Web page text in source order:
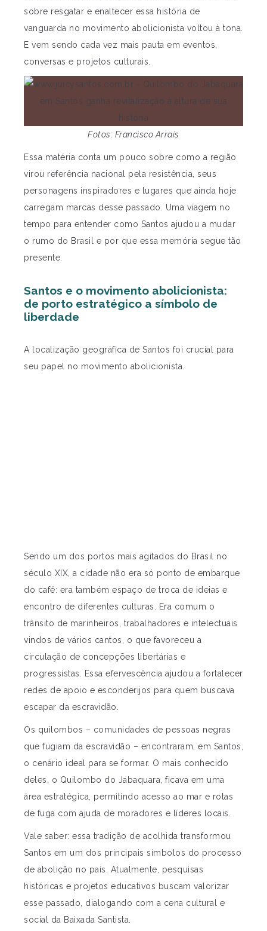
sobre resgatar e enaltecer essa história de
vanguarda no movimento abolicionista voltou à tona.
E vem sendo cada vez mais pauta em eventos,
conversas e projetos culturais.
Fotos: Francisco Arrais
Essa matéria conta um pouco sobre como a região
virou referência nacional pela resistência, seus
personagens inspiradores e lugares que ainda hoje
carregam marcas desse passado. Uma viagem no
tempo para entender como Santos ajudou a mudar
o rumo do Brasil e por que essa memória segue tão
presente.
Santos e o movimento abolicionista:
de porto estratégico a símbolo de
liberdade
A localização geográfica de Santos foi crucial para
seu papel no movimento abolicionista.
Sendo um dos portos mais agitados do Brasil no
século XIX, a cidade não era só ponto de embarque
do café: era também espaço de troca de ideias e
encontro de diferentes culturas. Era comum o
trânsito de marinheiros, trabalhadores e intelectuais
vindos de vários cantos, o que favoreceu a
circulação de concepções libertárias e
progressistas. Essa efervescência ajudou a fortalecer
redes de apoio e esconderijos para quem buscava
escapar da escravidão.
Os quilombos – comunidades de pessoas negras
que fugiam da escravidão – encontraram, em Santos,
o cenário ideal para se formar. O mais conhecido
deles, o Quilombo do Jabaquara, ficava em uma
área estratégica, permitindo acesso ao mar e rotas
de fuga com ajuda de moradores e líderes locais.
Vale saber: essa tradição de acolhida transformou
Santos em um dos principais símbolos do processo
de abolição no país. Atualmente, pesquisas
históricas e projetos educativos buscam valorizar
esse passado, dialogando com a cena cultural e
social da Baixada Santista.